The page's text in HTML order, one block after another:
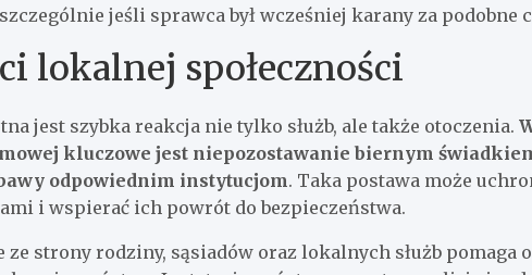
jeśli sprawca był wcześniej karany za podobne
lokalnej społeczności
jest szybka reakcja nie tylko służb, ale także otoczenia.
kluczowe jest niepozostawanie biernym
odpowiednim instytucjom. Taka postawa może
i wspierać ich powrót do bezpieczeństwa.
strony rodziny, sąsiadów oraz lokalnych służb pomaga